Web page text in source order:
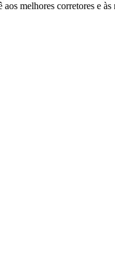
melhores corretores e